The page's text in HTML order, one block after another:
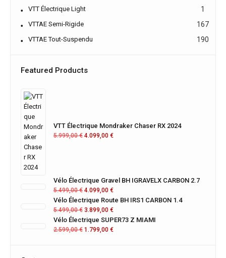
VTT Électrique Light 1
VTTAE Semi-Rigide 167
VTTAE Tout-Suspendu 190
Featured Products
VTT Électrique Mondraker Chaser RX 2024
5.999,00€ 4.099,00 €
Vélo Électrique Gravel BH IGRAVELX CARBON 2.7
5.499,00€ 4.099,00 €
Vélo Électrique Route BH IRS1 CARBON 1.4
5.499,00€ 3.899,00 €
Vélo Électrique SUPER73 Z MIAMI
2.599,00€ 1.799,00 €